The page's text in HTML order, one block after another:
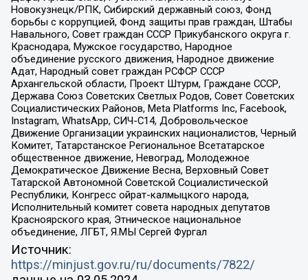
Новокузнецк/РПК, Сибирский державный союз, Фонд
борьбы с коррупцией, Фонд защиты прав граждан, Штабы
Навального, Совет граждан СССР Прикубанского округа г.
Краснодара, Мужское государство, Народное
объединение русского движения, Народное движение
Адат, Народный совет граждан РСФСР СССР
Архангельской области, Проект Штурм, Граждане СССР,
Держава Союз Советских Светлых Родов, Совет Советских
Социалистических Районов, Meta Platforms Inc, Facebook,
Instagram, WhatsApp, СИЧ-С14, Добровольческое
Движение Организации украинских националистов, Черный
Комитет, Татарстанское Региональное Всетатарское
общественное движение, Невоград, Молодежное
Демократическое Движение Весна, Верховный Совет
Татарской Автономной Советской Социалистической
Республики, Конгресс ойрат-калмыцкого народа,
Исполнительный комитет совета народных депутатов
Красноярского края, Этническое национальное
объединение, ЛГБТ, Я.МЫ Сергей Фургал
Источник:
https://minjust.gov.ru/ru/documents/7822/